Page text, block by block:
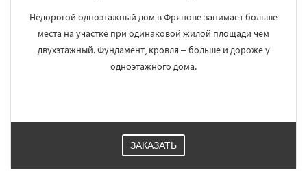
Недорогой одноэтажный дом в Фрянове занимает больше
места на участке при одинаковой жилой площади чем
двухэтажный. Фундамент, кровля – больше и дороже у
одноэтажного дома.
ЗАКАЗАТЬ